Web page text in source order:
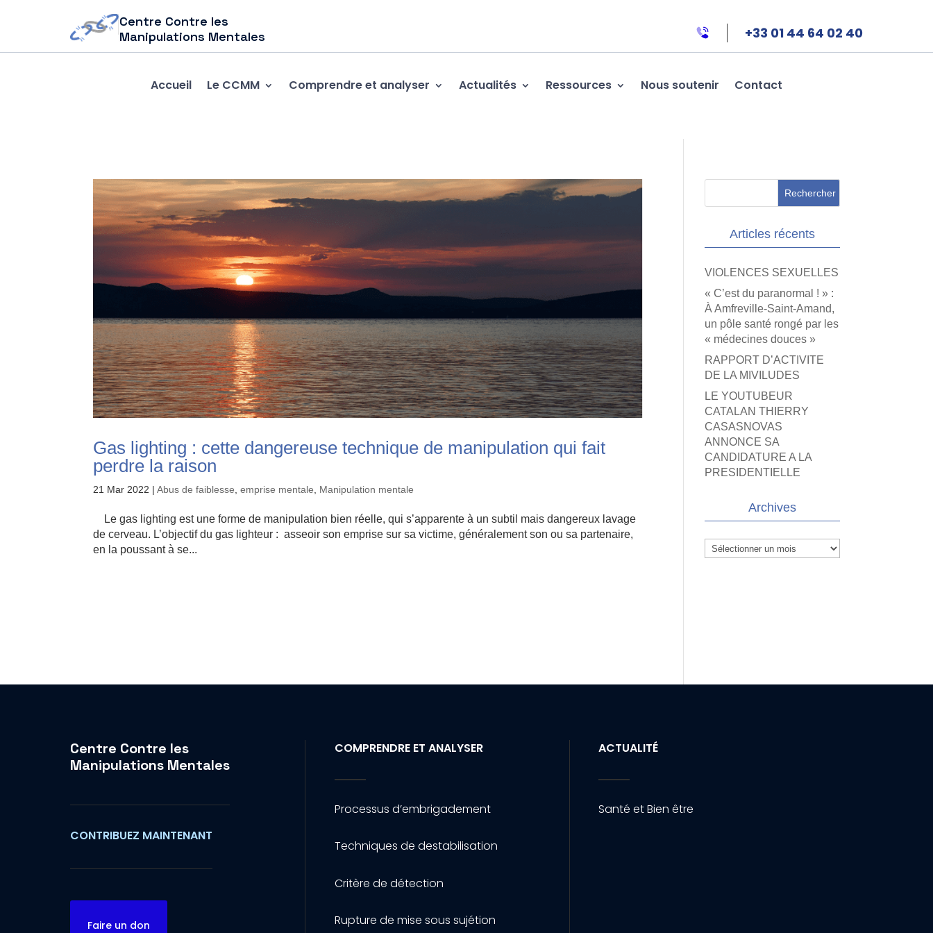
Centre Contre les
Manipulations Mentales
+33 01 44 64 02 40
Accueil Le CCMM Comprendre et analyser Actualités Ressources Nous soutenir Contact
Gas lighting : cette dangereuse technique de manipulation qui fait
perdre la raison
21 Mar 2022 |Abus de faiblesse ,emprise mentale Manipulation mentale
Le gas lighting est une forme de manipulation bien réelle, qui s’apparente à un subtil mais dangereux lavage
de cerveau. L’objectif du gas lighteur : asseoir son emprise sur sa victime, généralement son ou sa partenaire,
en la poussant à se...
Articles récents
VIOLENCES SEXUELLES
« C’est du paranormal ! » :
À Amfreville-Saint-Amand,
un pôle santé rongé par les
« médecines douces »
RAPPORT D’ACTIVITE
DE LA MIVILUDES
LE YOUTUBEUR
CATALAN THIERRY
CASASNOVAS
ANNONCE SA
CANDIDATURE A LA
PRESIDENTIELLE
Archives
Archives
Centre Contre les
Manipulations Mentales
CONTRIBUEZ MAINTENANT
Faire un don
COMPRENDRE ET ANALYSER
Processus d’embrigadement
Techniques de destabilisation
Critère de détection
Rupture de mise sous sujétion
ACTUALITÉ
Santé et Bien être